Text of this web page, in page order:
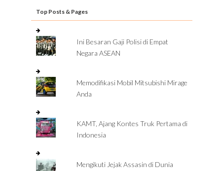
Top Posts & Pages
Ini Besaran Gaji Polisi di Empat
Negara ASEAN
Memodifikasi Mobil Mitsubishi Mirage
Anda
KAMT, Ajang Kontes Truk Pertama di
Indonesia
Mengikuti Jejak Assasin di Dunia